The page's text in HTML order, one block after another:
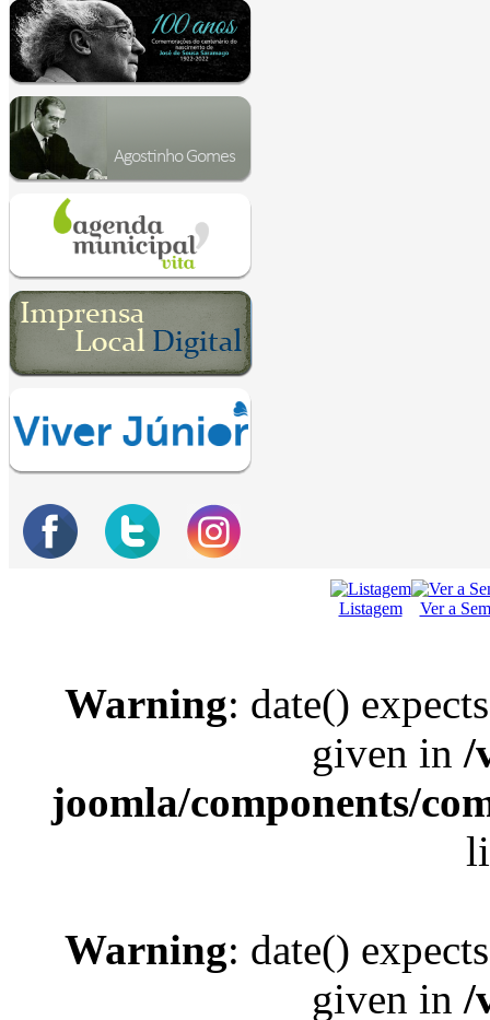
Listagem Ver a
Warning: date()
given in /
joomla/components/
Warning: date()
given in /